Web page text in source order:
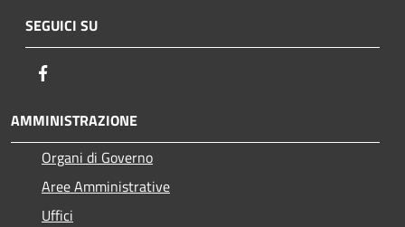
SEGUICI SU
AMMINISTRAZIONE
Organi di Governo
Aree Amministrative
Uffici